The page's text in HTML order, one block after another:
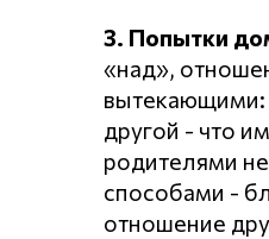
3. Попытки
«над»,
вытекающими:
другой - что
родителями
способами -
отношение